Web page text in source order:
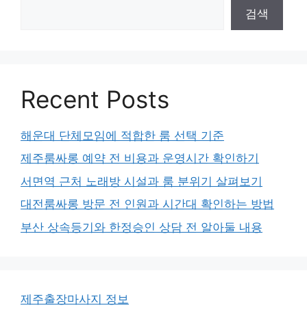
검색
Recent Posts
해운대 단체모임에 적합한 룸 선택 기준
제주룸싸롱 예약 전 비용과 운영시간 확인하기
서면역 근처 노래방 시설과 룸 분위기 살펴보기
대전룸싸롱 방문 전 인원과 시간대 확인하는 방법
부산 상속등기와 한정승인 상담 전 알아둘 내용
제주출장마사지 정보